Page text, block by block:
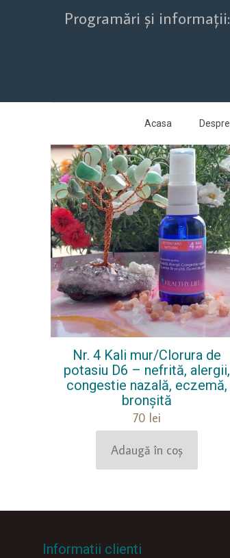
Programări şi informaţii:
Acasa Despre
Nr. 4 Kali mur/Clorura de
potasiu D6 – nefrită, alergii,
congestie nazală, eczemă,
bronșită
70 lei
Adaugă în coș
Informatii clienti